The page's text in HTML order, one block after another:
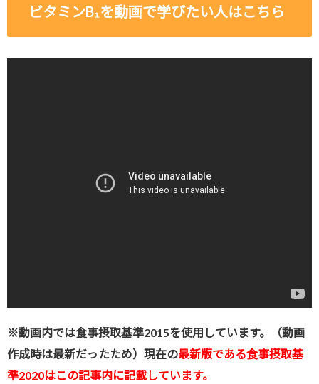
ビタミンB₁を動画で学びたい人はこちら
※動画内では食事摂取基準2015を使用しています。（動画
作成時は最新だったため）現在の最新版である食事摂取基
準2020はこの記事内に記載しています。